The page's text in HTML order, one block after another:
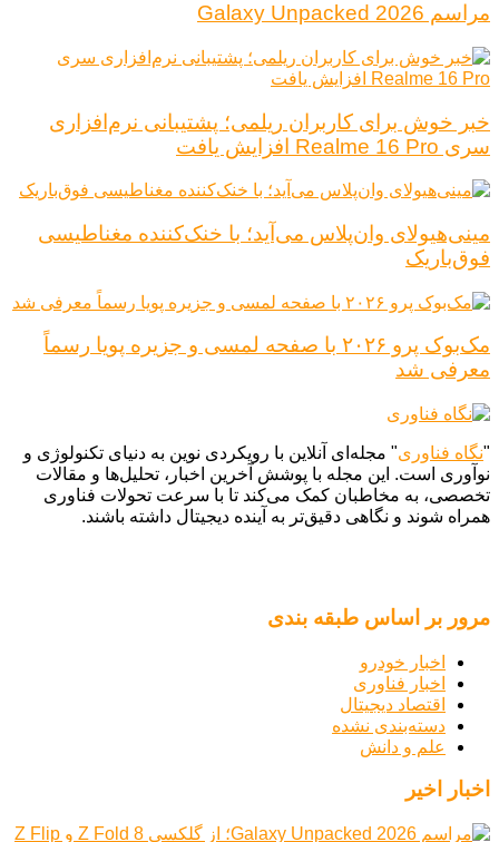
مراسم Galaxy Unpacked 2026
خبر خوش برای کاربران ریلمی؛ پشتیبانی نرم‌افزاری
سری Realme 16 Pro افزایش یافت
مینی‌هیولای وان‌پلاس می‌آید؛ با خنک‌کننده مغناطیسی
فوق‌باریک
مک‌بوک پرو ۲۰۲۶ با صفحه لمسی و جزیره پویا رسماً
معرفی شد
"نگاه فناوری" مجله‌ای آنلاین با رویکردی نوین به دنیای تکنولوژی و
نوآوری است. این مجله با پوشش آخرین اخبار، تحلیل‌ها و مقالات
تخصصی، به مخاطبان کمک می‌کند تا با سرعت تحولات فناوری
همراه شوند و نگاهی دقیق‌تر به آینده دیجیتال داشته باشند.
مرور بر اساس طبقه بندی
اخبار خودرو
اخبار فناوری
اقتصاد دیجیتال
دسته‌بندی نشده
علم و دانش
اخبار اخیر